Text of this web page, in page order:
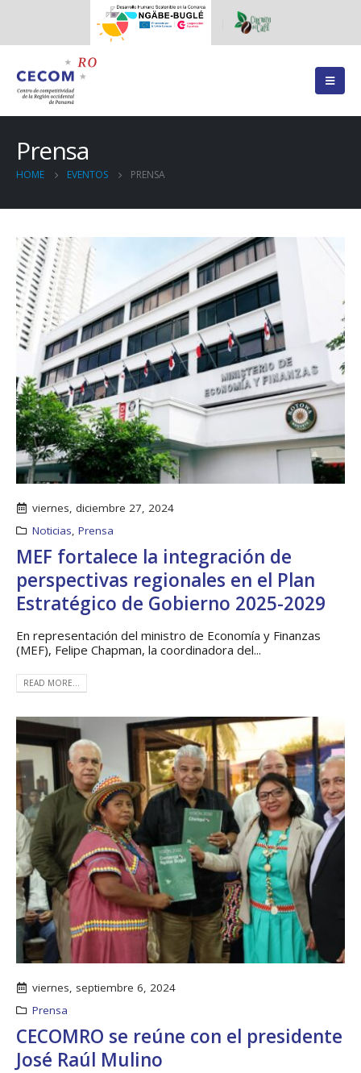
Prensa
HOME EVENTOS PRENSA
viernes, diciembre 27, 2024
Noticias, Prensa
MEF fortalece la integración de
perspectivas regionales en el Plan
Estratégico de Gobierno 2025-2029
En representación del ministro de Economía y Finanzas
(MEF), Felipe Chapman, la coordinadora del...
READ MORE...
viernes, septiembre 6, 2024
Prensa
CECOMRO se reúne con el presidente
José Raúl Mulino
Boletín Informativo
Integrales
13 junio, 2025
MEF fortalece la
perspectivas
regionales en el Plan
Estratégico de Gobierno 2025-
2029
27 diciembre, 2024
Presentación de
Avances del proyecto
Soluciones Integrales
de Acceso Universal a
la Energía
13 noviembre, 2024
Taller: Estudio y
Estrategia para
Impulsar el Tren
Panamá – CECOM RO
CECOMRO se
con el presidente
Raúl Mulino
6 septiembre, 2024
Encuentro de
Lideresas para
Fortalecimiento
Integral de la
Gobernanza y Derechos
Humanos en la CNB con
Enfoque de Género
31 julio, 2024